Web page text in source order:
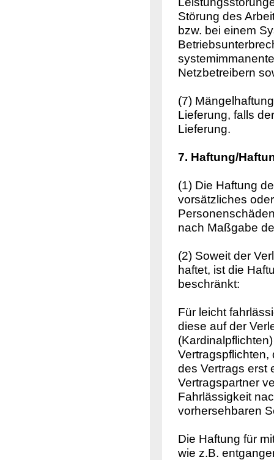
Störung des
bzw. bei einem
Netzbetreibern
(7)
Lieferung, falls
Lieferung.
7. Haftung/
(1) Die Haftung
vorsätzliches
nach Maßgabe
(2) Soweit der
haftet, ist die
beschränkt:
Für leicht
diese auf der
des Vertrags erst
Vertragspartner
Fahrlässigkeit
vorhersehbaren
Die Haftung für
wie z.B.